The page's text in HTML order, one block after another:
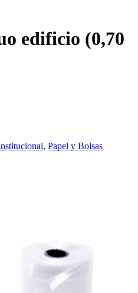
edificio (0,70
, Papel y Bolsas